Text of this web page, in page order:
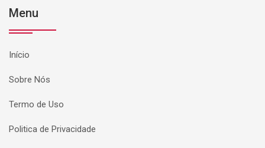
Menu
Início
Sobre Nós
Termo de Uso
Politica de Privacidade